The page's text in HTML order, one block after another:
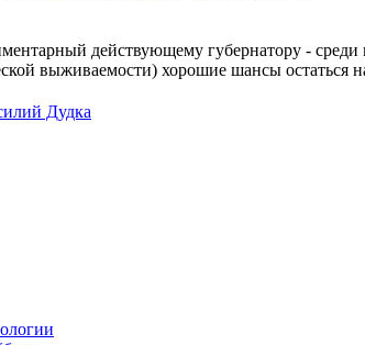
действующему губернатору -
выживаемости) хорошие шансы остаться
Дудка